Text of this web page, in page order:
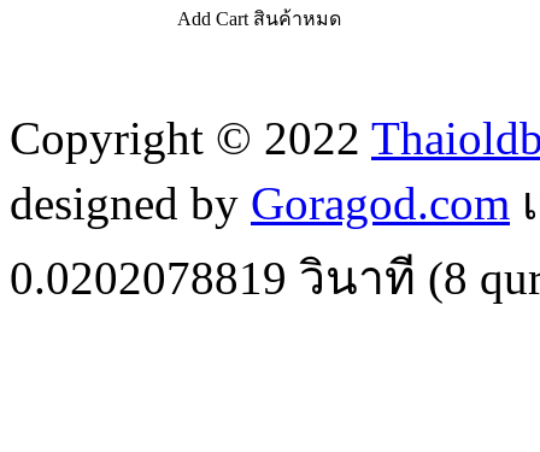
Add Cart สินค้าหมด
Copyright © 2022
designed by Goragod.com
0.0202078819 วินาที (8